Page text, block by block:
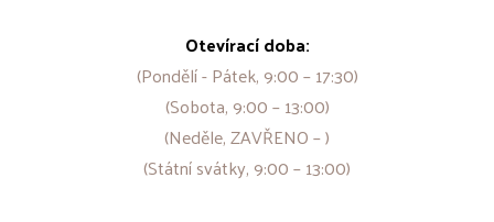
Otevírací doba:
(Pondělí - Pátek, 9:00 – 17:30)
(Sobota, 9:00 – 13:00)
(Neděle, ZAVŘENO – )
(Státní svátky, 9:00 – 13:00)